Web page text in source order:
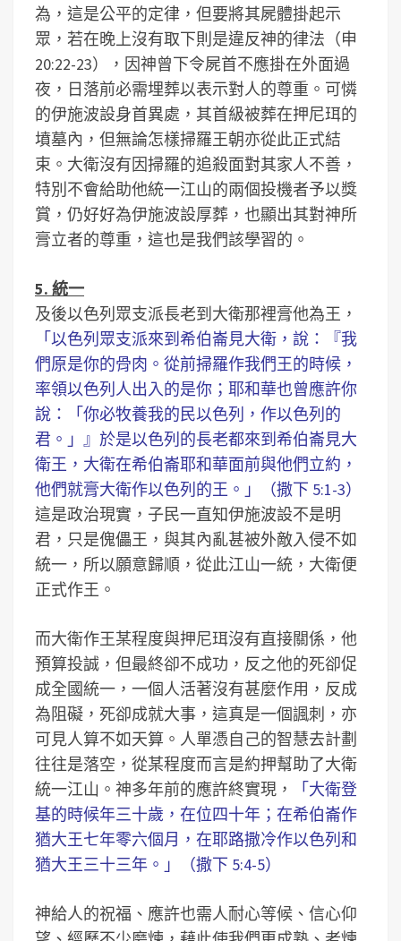
為，這是公平的定律，但要將其屍體掛起示
眾，若在晚上沒有取下則是違反神的律法（申
20:22-23），因神曾下令屍首不應掛在外面過
夜，日落前必需埋葬以表示對人的尊重。可憐
的伊施波設身首異處，其首級被葬在押尼珥的
墳墓內，但無論怎樣掃羅王朝亦從此正式結
束。大衛沒有因掃羅的追殺面對其家人不善，
特別不會給助他統一江山的兩個投機者予以獎
賞，仍好好為伊施波設厚葬，也顯出其對神所
膏立者的尊重，這也是我們該學習的。
5. 統一
及後以色列眾支派長老到大衛那裡膏他為王，
「以色列眾支派來到希伯崙見大衛，說：『我
們原是你的骨肉。從前掃羅作我們王的時候，
率領以色列人出入的是你；耶和華也曾應許你
說：「你必牧養我的民以色列，作以色列的
君。」』於是以色列的長老都來到希伯崙見大
衛王，大衛在希伯崙耶和華面前與他們立約，
他們就膏大衛作以色列的王。」（撒下 5:1-3）
這是政治現實，子民一直知伊施波設不是明
君，只是傀儡王，與其內亂甚被外敵入侵不如
統一，所以願意歸順，從此江山一統，大衛便
正式作王。
而大衛作王某程度與押尼珥沒有直接關係，他
預算投誠，但最終卻不成功，反之他的死卻促
成全國統一，一個人活著沒有甚麼作用，反成
為阻礙，死卻成就大事，這真是一個諷刺，亦
可見人算不如天算。人單憑自己的智慧去計劃
往往是落空，從某程度而言是約押幫助了大衛
統一江山。神多年前的應許終實現，
「大衛登
基的時候年三十歲，在位四十年；在希伯崙作
猶大王七年零六個月，在耶路撒冷作以色列和
猶大王三十三年。」（撒下 5:4-5）
神給人的祝福、應許也需人耐心等候、信心仰